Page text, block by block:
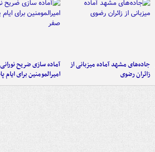
جاده‌های مشهد آماده میزبانی از
زائران رضوی
آماده سازی ضریح نورانی
امیرالمومنین برای ایام